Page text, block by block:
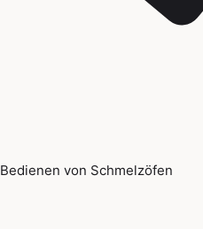
Bedienen von Schmelzöfen